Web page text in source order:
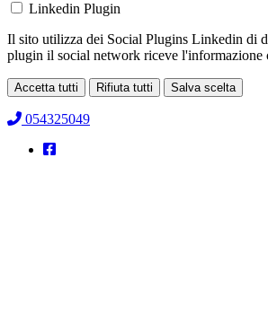
Linkedin Plugin
Il sito utilizza dei Social Plugins Linkedin di
plugin il social network riceve l'informazione
Accetta tutti Rifiuta tutti Salva scelta
054325049